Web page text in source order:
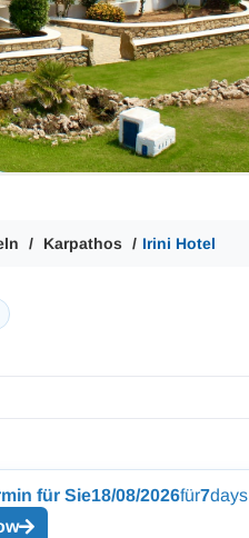
Karpathos Irini Hotel
für Sie18/08/2026für7days